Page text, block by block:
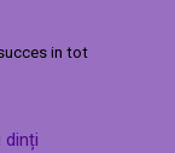
in tot
dinți